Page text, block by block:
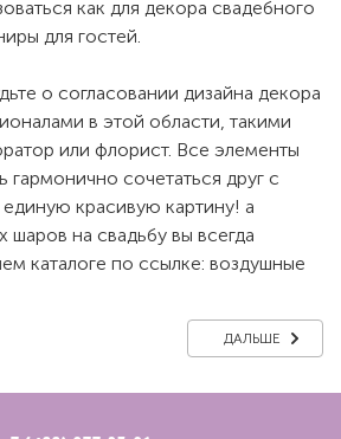
как для декора свадебного
для гостей.
о согласовании дизайна декора
в этой области, такими
или флорист. Все элементы
сочетаться друг с
красивую картину! а
шаров на свадьбу вы всегда
каталоге по ссылке: воздушные
ДАЛЬШЕ